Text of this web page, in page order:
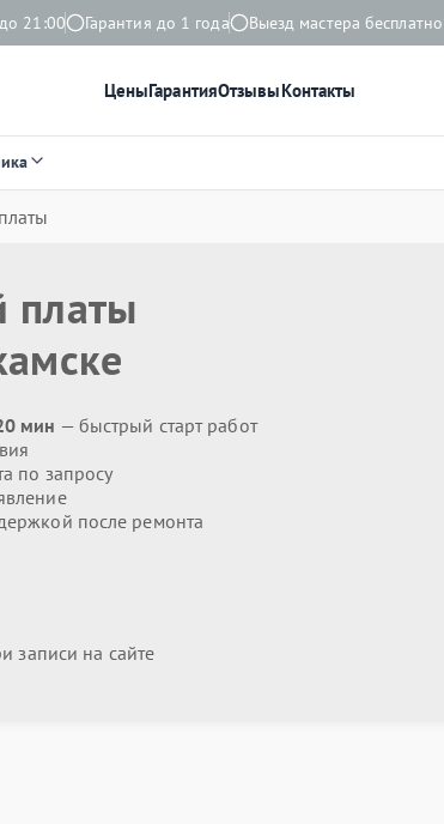
21:00 Гарантия до 1 года Выезд мастера бесплатно
ЦеныГарантияОтзывыКонтакты
платы
мин — быстрый старт работ
по запросу
после ремонта
записи на сайте